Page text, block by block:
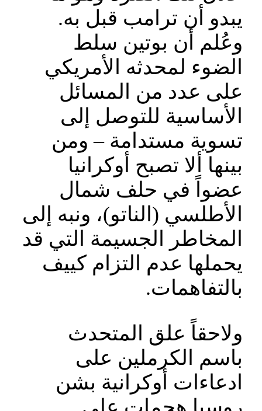
يبدو أن ترامب قبل به.
وعُلم أن بوتين سلط
الضوء لمحدثه الأمريكي
على عدد من المسائل
الأساسية للتوصل إلى
تسوية مستدامة – ومن
بينها ألا تصبح أوكرانيا
عضواً في حلف شمال
الأطلسي (الناتو)، ونبه إلى
المخاطر الجسيمة التي قد
يحملها عدم التزام كييف
بالتفاهمات.
ولاحقاً علق المتحدث
باسم الكرملين على
ادعاءات أوكرانية بشن